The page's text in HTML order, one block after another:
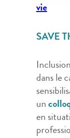
vie
SAVE
dans le
un
en